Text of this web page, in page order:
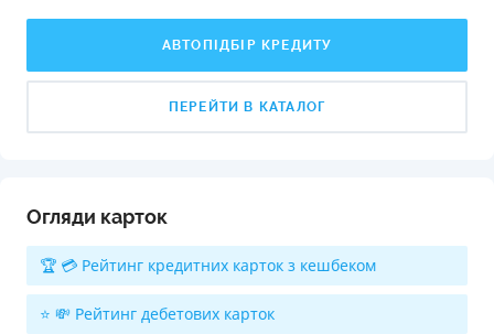
АВТОПІДБІР КРЕДИТУ
ПЕРЕЙТИ В КАТАЛОГ
Огляди карток
🏆 💳 Рейтинг кредитних карток з кешбеком
⭐ 💸 Рейтинг дебетових карток